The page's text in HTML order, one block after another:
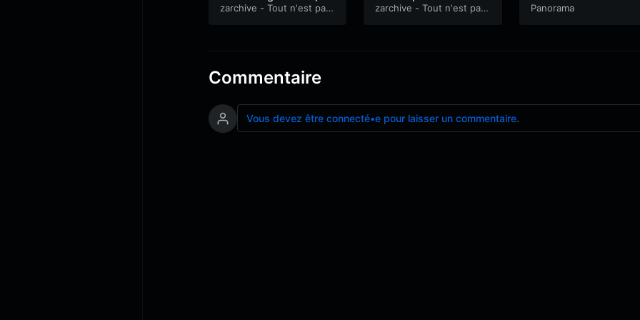
tie 1
zarchive - Tout n'est pas
fin, peau de requin & c
zarchive - Tout n'est pas
hite
Panorama
Commentaire
Vous devez être connecté•e pour laisser un commentaire.